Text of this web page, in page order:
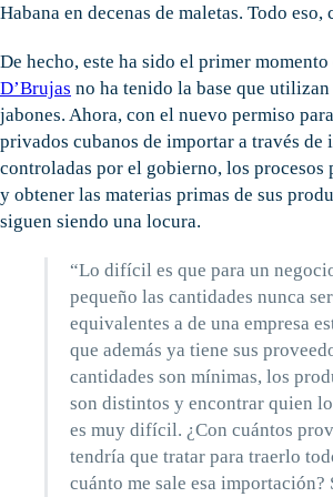
Habana en decenas de maletas. Todo eso,
De hecho, este ha sido el primer momento
D’Brujas no ha tenido la base que utilizan
jabones. Ahora, con el nuevo permiso
privados cubanos de importar a través de
controladas por el gobierno, los procesos
y obtener las materias primas de sus
siguen siendo una locura.
“Lo difícil es que para un
pequeño las cantidades nunca
equivalentes a de una empresa
que además ya tiene sus
cantidades son mínimas, los
son distintos y encontrar quien
es muy difícil. ¿Con cuántos
tendría que tratar para traerlo
cuánto me sale esa importación?